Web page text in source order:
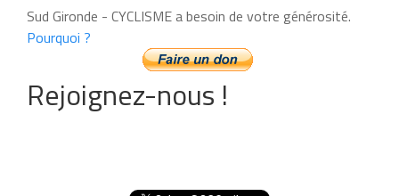
Sud Gironde - CYCLISME a besoin de votre générosité.
Pourquoi ?
Rejoignez-nous !